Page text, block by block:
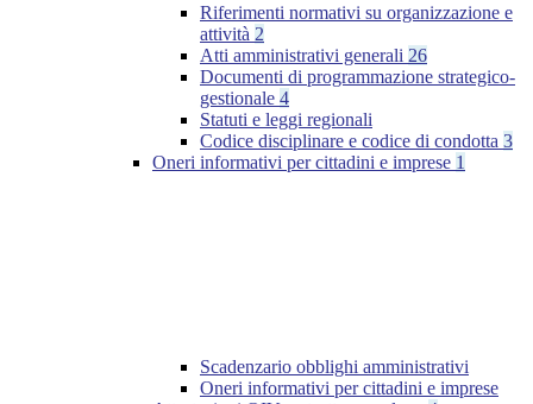
Riferimenti normativi su organizzazione e
attività 2
Atti amministrativi generali 26
Documenti di programmazione strategico-
gestionale 4
Statuti e leggi regionali
Codice disciplinare e codice di condotta 3
Oneri informativi per cittadini e imprese 1
Scadenzario obblighi amministrativi
Oneri informativi per cittadini e imprese